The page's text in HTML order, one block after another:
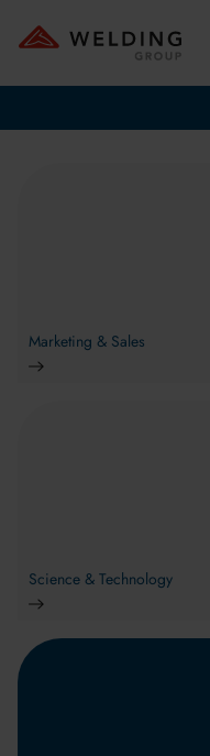
Marketing & Sales
Science & Technology